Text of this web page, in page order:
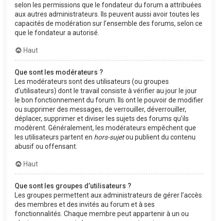
selon les permissions que le fondateur du forum a attribuées
aux autres administrateurs. Ils peuvent aussi avoir toutes les
capacités de modération sur l’ensemble des forums, selon ce
que le fondateur a autorisé.
Haut
Que sont les modérateurs ?
Les modérateurs sont des utilisateurs (ou groupes
d’utilisateurs) dont le travail consiste à vérifier au jour le jour
le bon fonctionnement du forum. Ils ont le pouvoir de modifier
ou supprimer des messages, de verrouiller, déverrouiller,
déplacer, supprimer et diviser les sujets des forums qu’ils
modèrent. Généralement, les modérateurs empêchent que
les utilisateurs partent en hors-sujetou publient du contenu
abusif ou offensant.
Haut
Que sont les groupes d’utilisateurs ?
Les groupes permettent aux administrateurs de gérer l’accès
des membres et des invités au forum et à ses
fonctionnalités. Chaque membre peut appartenir à un ou